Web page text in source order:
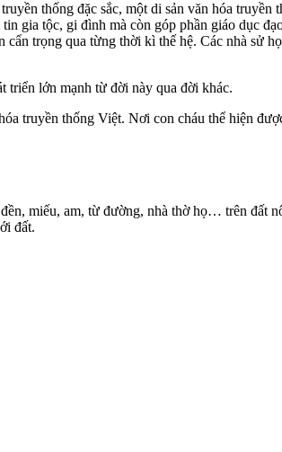
thống đặc sắc, một di sản văn hóa
gia tộc, gi đình mà còn góp phần giáo dục
trọng qua từng thời kì thế hệ. Các nhà sử
triển lớn mạnh từ đời này qua đời khác.
truyền thống Việt. Nơi con cháu thể hiện
miếu, am, từ đường, nhà thờ họ… trên đất
đất.